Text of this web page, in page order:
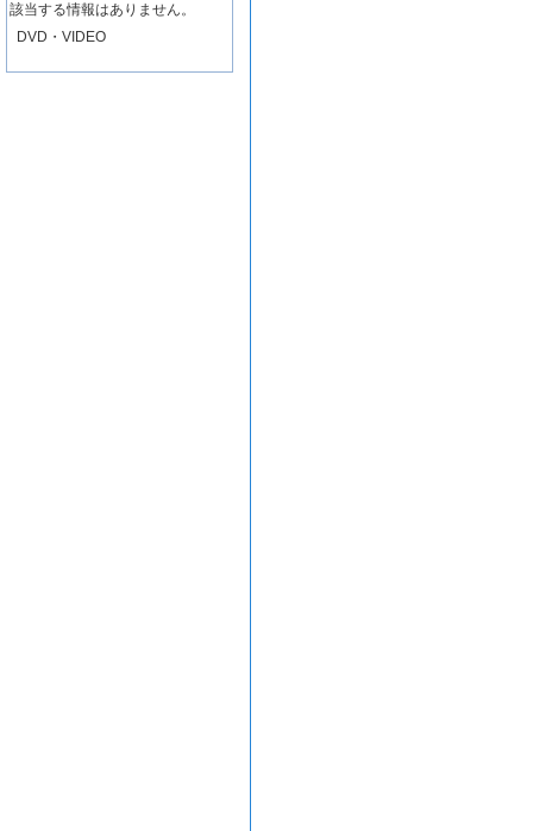
該当する情報はありません。
DVD・VIDEO